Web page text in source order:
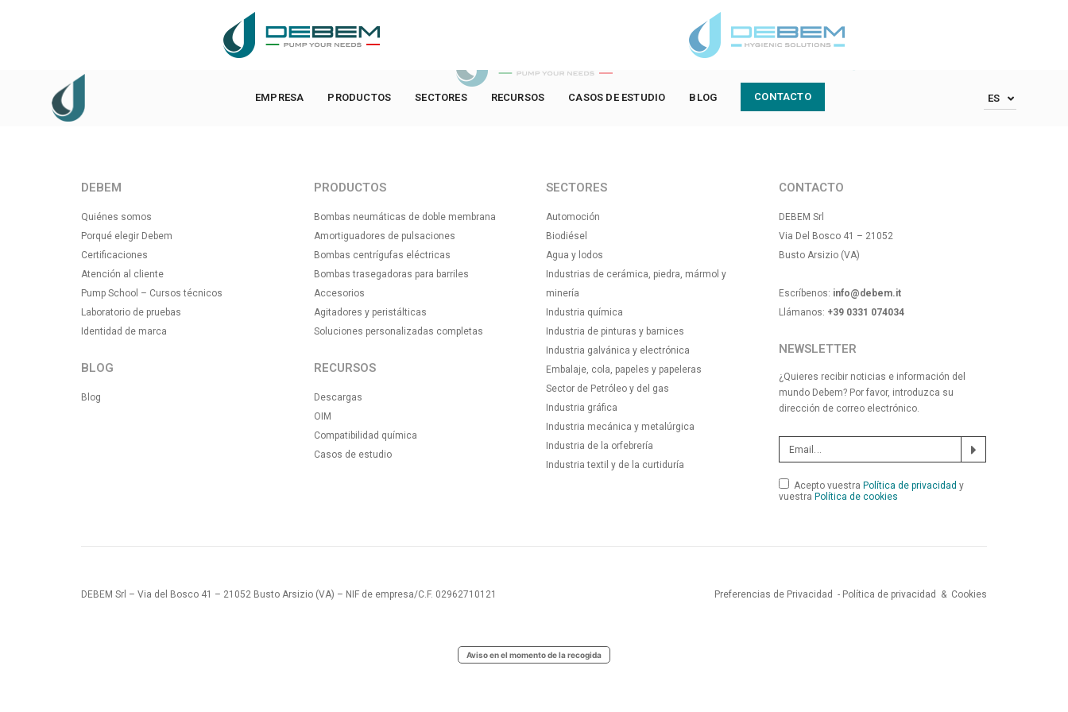
EMPRESA PRODUCTOS SECTORES RECURSOS CASOS DE ESTUDIO BLOG CONTACTO ES
DEBEM
Quiénes somos
Porqué elegir Debem
Certificaciones
Atención al cliente
Pump School – Cursos técnicos
Laboratorio de pruebas
Identidad de marca
BLOG
Blog
PRODUCTOS
Bombas neumáticas de doble membrana
Amortiguadores de pulsaciones
Bombas centrígufas eléctricas
Bombas trasegadoras para barriles
Accesorios
Agitadores y peristálticas
Soluciones personalizadas completas
RECURSOS
Descargas
OIM
Compatibilidad química
Casos de estudio
SECTORES
Automoción
Biodiésel
Agua y lodos
Industrias de cerámica, piedra, mármol y
minería
Industria química
Industria de pinturas y barnices
Industria galvánica y electrónica
Embalaje, cola, papeles y papeleras
Sector de Petróleo y del gas
Industria gráfica
Industria mecánica y metalúrgica
Industria de la orfebrería
Industria textil y de la curtiduría
CONTACTO
DEBEM Srl
Via Del Bosco 41 – 21052
Busto Arsizio (VA)
Escríbenos: info@debem.it
Llámanos: +39 0331 074034
NEWSLETTER
¿Quieres recibir noticias e información del
mundo Debem? Por favor, introduzca su
dirección de correo electrónico.
Acepto vuestra Política de privacidad y
vuestra Política de cookies
DEBEM Srl – Via del Bosco 41 – 21052 Busto Arsizio (VA) – NIF de empresa/C.F. 02962710121 Preferencias de Privacidad - Política de privacidad & Cookies
Aviso en el momento de la recogida